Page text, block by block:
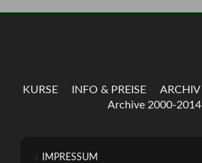
KURSE INFO & PREISE ARCHIV
Archive 2000-2014
IMPRESSUM